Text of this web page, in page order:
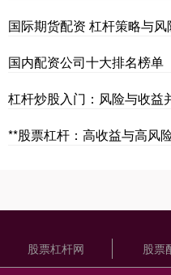
国际期货配资 杠杆策略与
国内配资公司十大排名榜单
杠杆炒股入门：风险与收益
**股票杠杆：高收益与高风
股票杠杆网 股票